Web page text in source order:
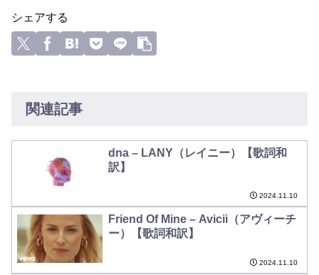
シェアする
関連記事
dna – LANY（レイニー）【歌詞和
訳】
2024.11.10
Friend Of Mine – Avicii（アヴィーチ
ー）【歌詞和訳】
2024.11.10